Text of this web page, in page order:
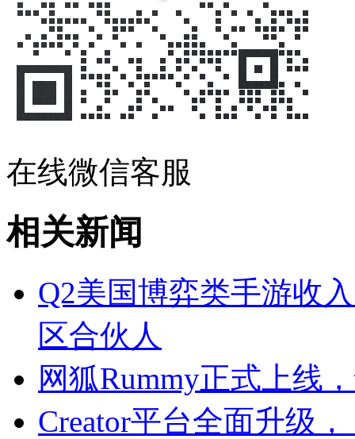
在线微信客服
相关新闻
Q2美国博弈类手游收
区合伙人
网狐Rummy正式上线
Creator平台全面升级